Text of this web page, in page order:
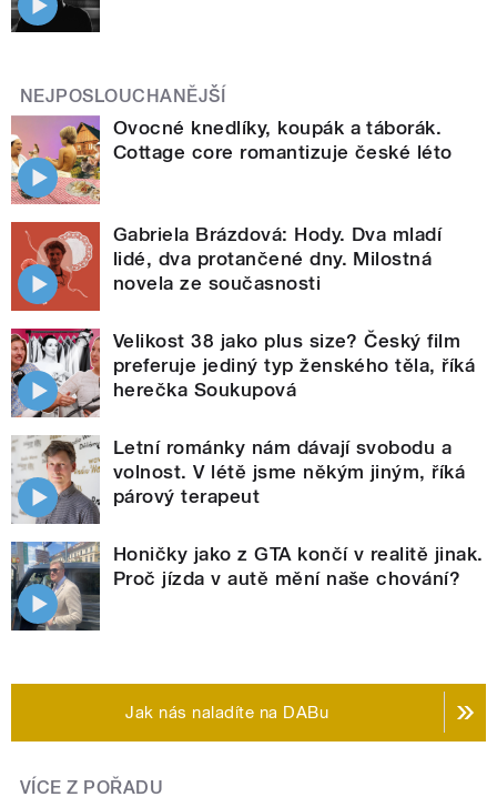
NEJPOSLOUCHANĚJŠÍ
Ovocné knedlíky, koupák a táborák.
Cottage core romantizuje české léto
Gabriela Brázdová: Hody. Dva mladí
lidé, dva protančené dny. Milostná
novela ze současnosti
Velikost 38 jako plus size? Český film
preferuje jediný typ ženského těla, říká
herečka Soukupová
Letní románky nám dávají svobodu a
volnost. V létě jsme někým jiným, říká
párový terapeut
Honičky jako z GTA končí v realitě jinak.
Proč jízda v autě mění naše chování?
Jak nás naladíte na DABu
VÍCE Z POŘADU